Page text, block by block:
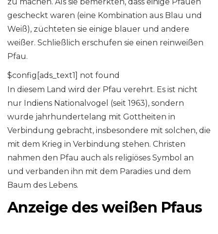
zu machen. Als sie bemerkten, dass einige Pfauen
gescheckt waren (eine Kombination aus Blau und
Weiß), züchteten sie einige blauer und andere
weißer. Schließlich erschufen sie einen reinweißen
Pfau.
$config[ads_text1] not found
In diesem Land wird der Pfau verehrt. Es ist nicht
nur Indiens Nationalvogel (seit 1963), sondern
wurde jahrhundertelang mit Gottheiten in
Verbindung gebracht, insbesondere mit solchen, die
mit dem Krieg in Verbindung stehen. Christen
nahmen den Pfau auch als religiöses Symbol an
und verbanden ihn mit dem Paradies und dem
Baum des Lebens.
Anzeige des weißen Pfaus